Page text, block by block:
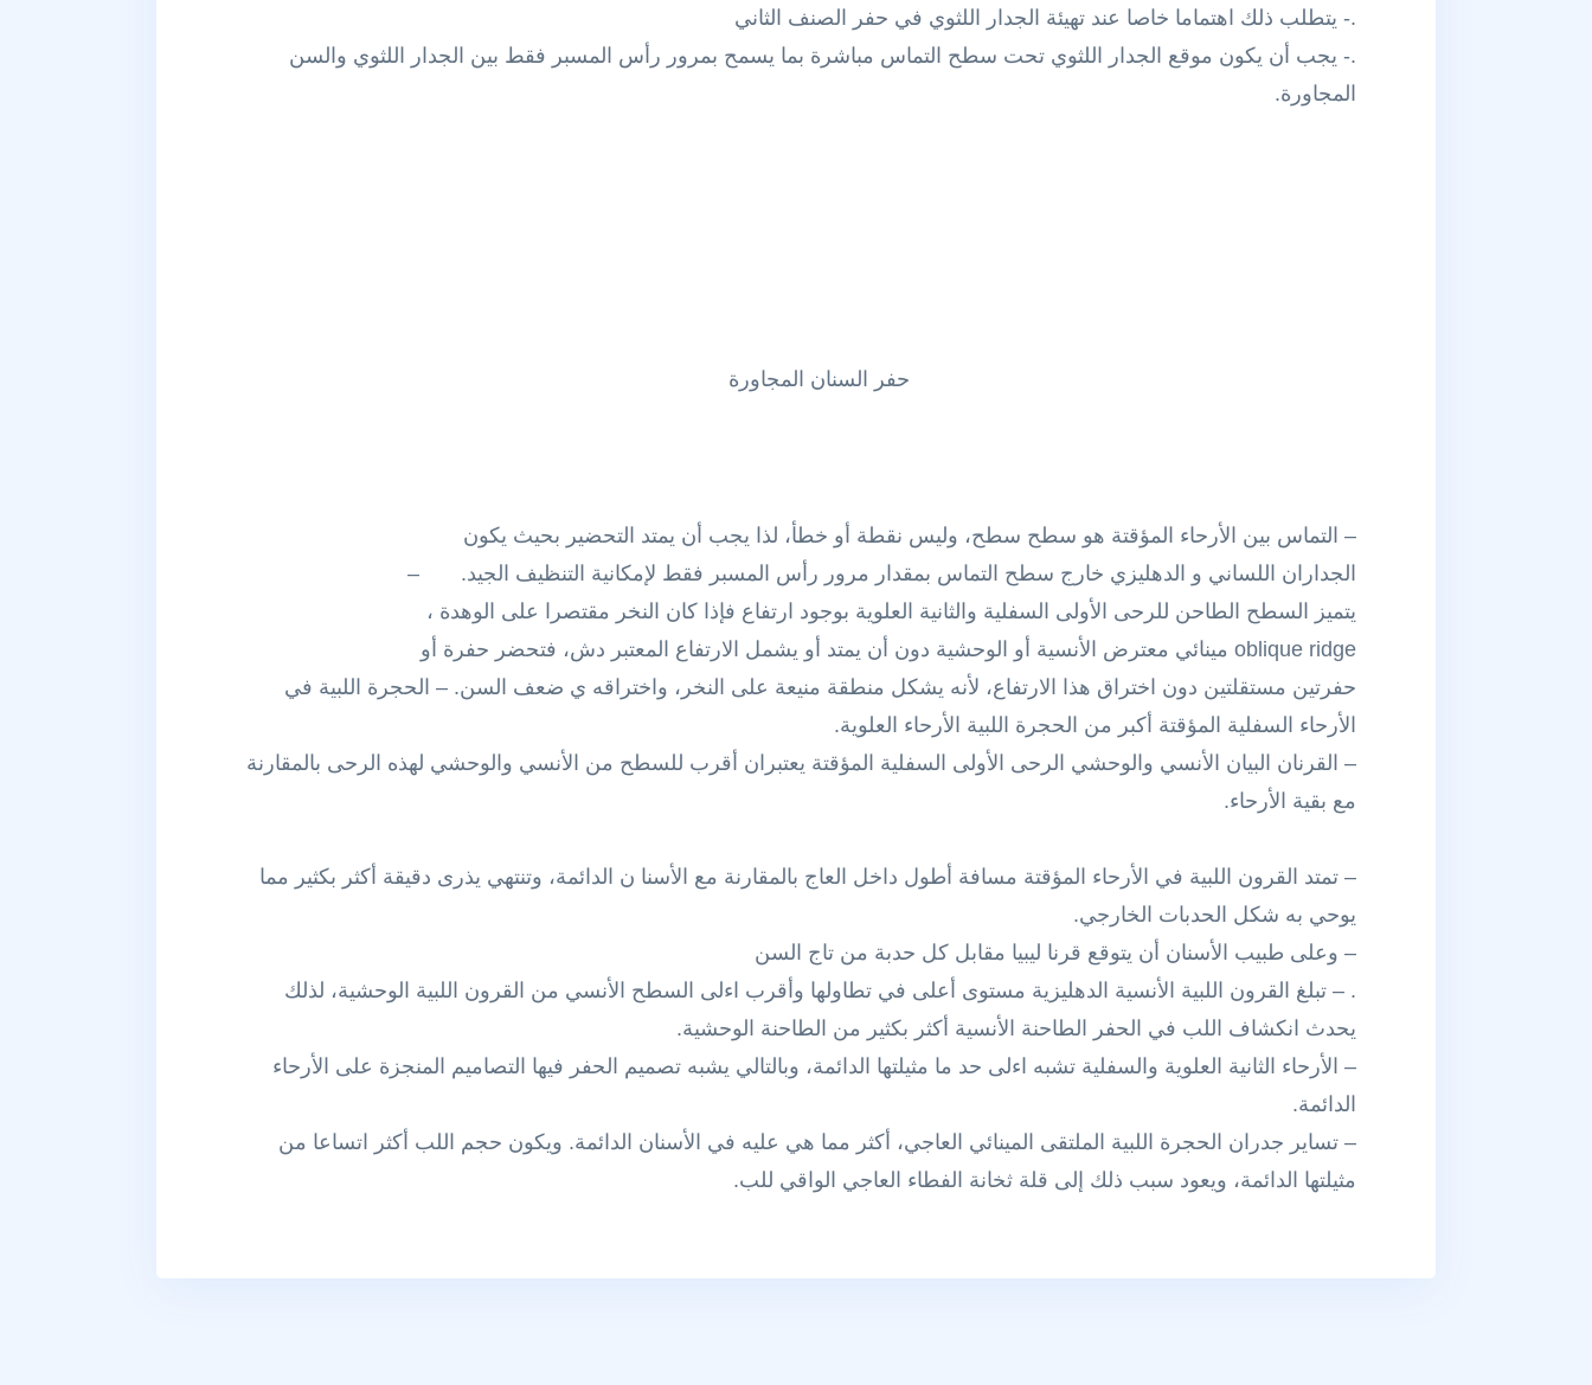
.- يتطلب ذلك اهتماما خاصا عند تهيئة الجدار اللثوي في حفر الصنف الثاني
.- يجب أن يكون موقع الجدار اللثوي تحت سطح التماس مباشرة بما يسمح بمرور رأس المسبر فقط بين الجدار اللثوي والسن
المجاورة.
حفر السنان المجاورة
– التماس بين الأرحاء المؤقتة هو سطح سطح، وليس نقطة أو خطأ، لذا يجب أن يمتد التحضير بحيث يكون
الجداران اللساني و الدهليزي خارج سطح التماس بمقدار مرور رأس المسبر فقط لإمكانية التنظيف الجيد. –
يتميز السطح الطاحن للرحى الأولى السفلية والثانية العلوية بوجود ارتفاع فإذا كان النخر مقتصرا على الوهدة ،
oblique ridge مينائي معترض الأنسية أو الوحشية دون أن يمتد أو يشمل الارتفاع المعتبر دش، فتحضر حفرة أو
حفرتين مستقلتين دون اختراق هذا الارتفاع، لأنه يشكل منطقة منيعة على النخر، واختراقه ي ضعف السن. – الحجرة اللبية في
الأرحاء السفلية المؤقتة أكبر من الحجرة اللبية الأرحاء العلوية.
– القرنان البيان الأنسي والوحشي الرحى الأولى السفلية المؤقتة يعتبران أقرب للسطح من الأنسي والوحشي لهذه الرحى بالمقارنة
مع بقية الأرحاء.
– تمتد القرون اللبية في الأرحاء المؤقتة مسافة أطول داخل العاج بالمقارنة مع الأسنا ن الدائمة، وتنتهي يذرى دقيقة أكثر بكثير مما
يوحي به شكل الحدبات الخارجي.
– وعلى طبيب الأسنان أن يتوقع قرنا ليبيا مقابل كل حدبة من تاج السن
. – تبلغ القرون اللبية الأنسية الدهليزية مستوى أعلى في تطاولها وأقرب اءلى السطح الأنسي من القرون اللبية الوحشية، لذلك
يحدث انكشاف اللب في الحفر الطاحنة الأنسية أكثر بكثير من الطاحنة الوحشية.
– الأرحاء الثانية العلوية والسفلية تشبه اءلى حد ما مثيلتها الدائمة، وبالتالي يشبه تصميم الحفر فيها التصاميم المنجزة على الأرحاء
الدائمة.
– تساير جدران الحجرة اللبية الملتقى المينائي العاجي، أكثر مما هي عليه في الأسنان الدائمة. ويكون حجم اللب أكثر اتساعا من
مثيلتها الدائمة، ويعود سبب ذلك إلى قلة ثخانة الفطاء العاجي الواقي للب.